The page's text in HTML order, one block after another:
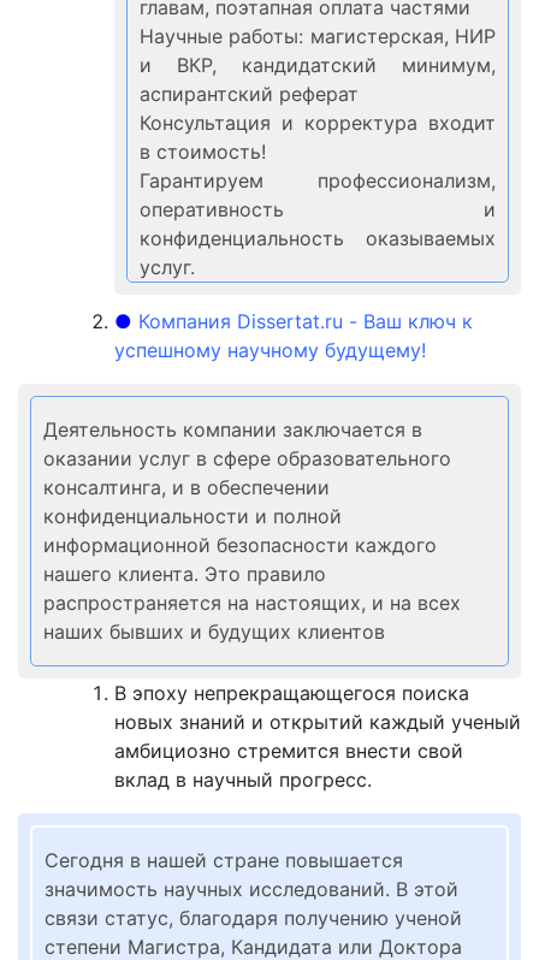
главам, поэтапная оплата частями
Научные работы: магистерская, НИР
и ВКР, кандидатский минимум,
аспирантский реферат
Консультация и корректура входит
в стоимость!
Гарантируем профессионализм,
оперативность и
конфиденциальность оказываемых
услуг.
● Компания Dissertat.ru - Ваш ключ к
успешному научному будущему!
Деятельность компании заключается в
оказании услуг в сфере образовательного
консалтинга, и в обеспечении
конфиденциальности и полной
информационной безопасности каждого
нашего клиента. Это правило
распространяется на настоящих, и на всех
наших бывших и будущих клиентов
В эпоху непрекращающегося поиска
новых знаний и открытий каждый ученый
амбициозно стремится внести свой
вклад в научный прогресс.
Сегодня в нашей стране повышается
значимость научных исследований. В этой
связи статус, благодаря получению ученой
степени Магистра, Кандидата или Доктора